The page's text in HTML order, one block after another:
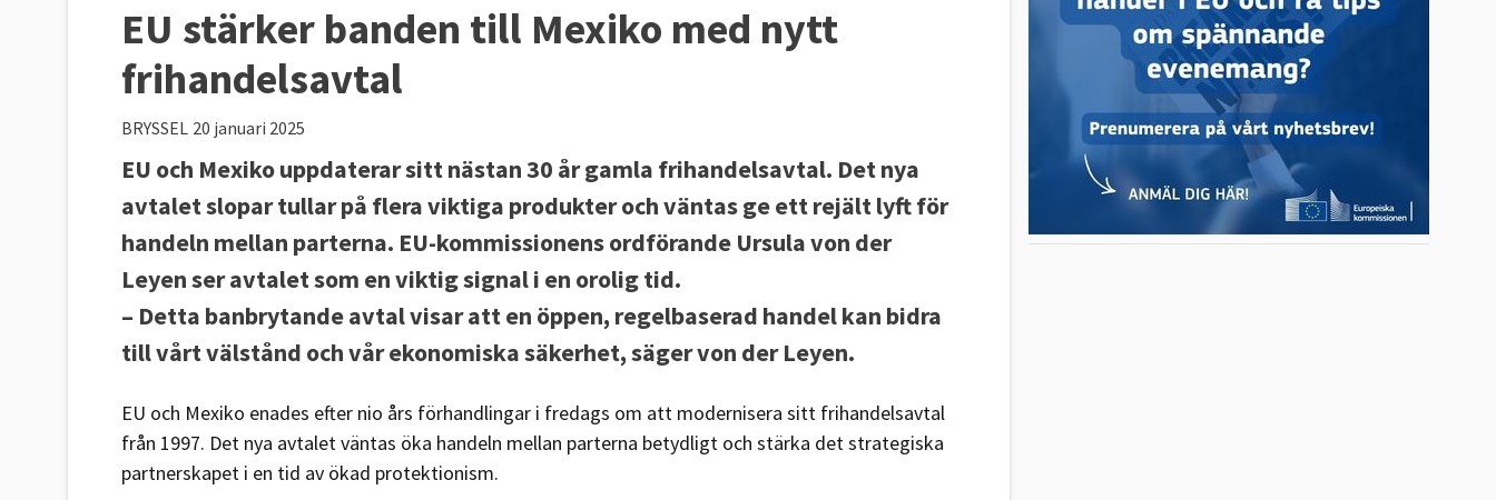
EU stärker banden till Mexiko med nytt
frihandelsavtal
BRYSSEL 20 januari 2025
EU och Mexiko uppdaterar sitt nästan 30 år gamla frihandelsavtal. Det nya
avtalet slopar tullar på flera viktiga produkter och väntas ge ett rejält lyft för
handeln mellan parterna. EU-kommissionens ordförande Ursula von der
Leyen ser avtalet som en viktig signal i en orolig tid.
– Detta banbrytande avtal visar att en öppen, regelbaserad handel kan bidra
till vårt välstånd och vår ekonomiska säkerhet, säger von der Leyen.
EU och Mexiko enades efter nio års förhandlingar i fredags om att modernisera sitt frihandelsavtal
från 1997. Det nya avtalet väntas öka handeln mellan parterna betydligt och stärka det strategiska
partnerskapet i en tid av ökad protektionism.